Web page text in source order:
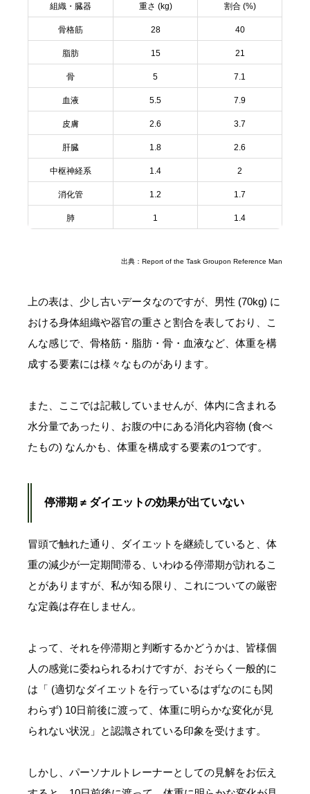
組織・臓器 重さ (kg) 割合 (%)
骨格筋 28 40
脂肪 15 21
骨 5 7.1
血液 5.5 7.9
皮膚 2.6 3.7
肝臓 1.8 2.6
中枢神経系 1.4 2
消化管 1.2 1.7
肺 1 1.4
出典：Report of the Task Groupon Reference Man
上の表は、少し古いデータなのですが、男性 (70kg) に
おける身体組織や器官の重さと割合を表しており、こ
んな感じで、骨格筋・脂肪・骨・血液など、体重を構
成する要素には様々なものがあります。
また、ここでは記載していませんが、体内に含まれる
水分量であったり、お腹の中にある消化内容物 (食べ
たもの) なんかも、体重を構成する要素の1つです。
停滞期 ≠ ダイエットの効果が出ていない
冒頭で触れた通り、ダイエットを継続していると、体
重の減少が一定期間滞る、いわゆる停滞期が訪れるこ
とがありますが、私が知る限り、これについての厳密
な定義は存在しません。
よって、それを停滞期と判断するかどうかは、皆様個
人の感覚に委ねられるわけですが、おそらく一般的に
は「 (適切なダイエットを行っているはずなのにも関
わらず) 10日前後に渡って、体重に明らかな変化が見
られない状況」と認識されている印象を受けます。
しかし、パーソナルトレーナーとしての見解をお伝え